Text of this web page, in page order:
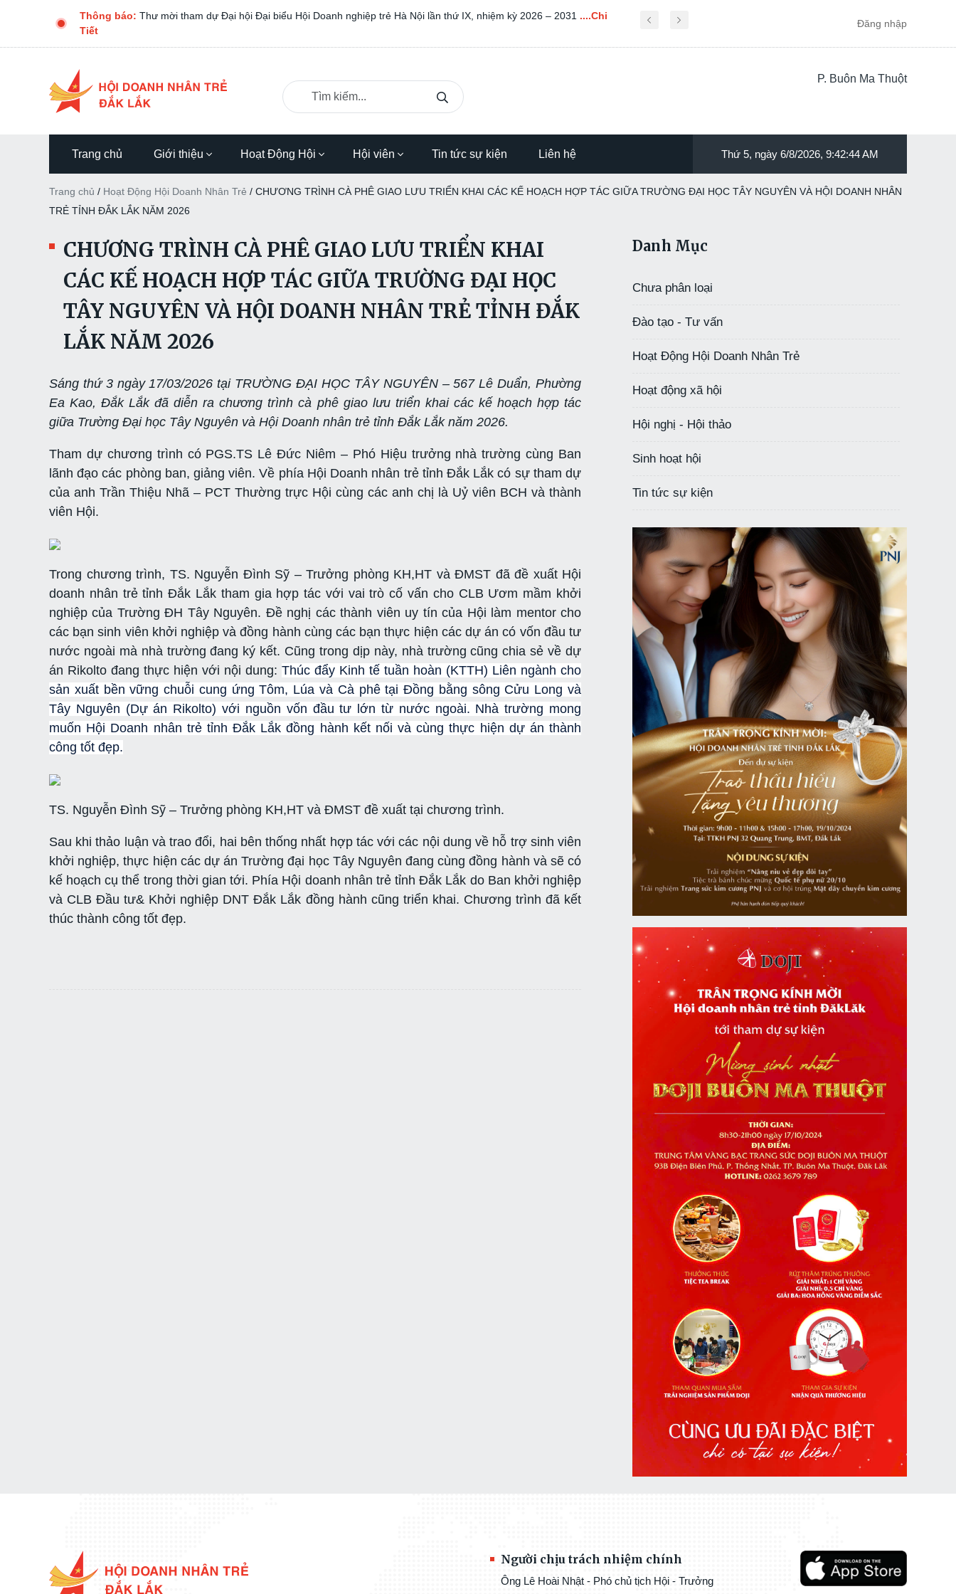
Thông báo:Thư mời tham dự Đại hội Đại biểu Hội Doanh nghiệp trẻ Hà Nội lần thứ IX, nhiệm kỳ 2026 – 2031 ....Chi
Tiết
THƯ MỜI CHƯƠNG TRÌNH CÀ PHÊ
Đăng nhập
P. Buôn Ma Thuột
Trang chủ Giới thiệu Hoạt Động Hội Hội viên Tin tức sự kiện Liên hệ Thứ 5, ngày 6/8/2026, 9:42:45 AM
Trang chủ / Hoạt Động Hội Doanh Nhân Trẻ / CHƯƠNG TRÌNH CÀ PHÊ GIAO LƯU TRIỂN KHAI CÁC KẾ HOẠCH HỢP TÁC GIỮA TRƯỜNG ĐẠI HỌC TÂY NGUYÊN VÀ HỘI DOANH NHÂN
TRẺ TỈNH ĐẮK LẮK NĂM 2026
CHƯƠNG TRÌNH CÀ PHÊ GIAO LƯU TRIỂN KHAI
CÁC KẾ HOẠCH HỢP TÁC GIỮA TRƯỜNG ĐẠI HỌC
TÂY NGUYÊN VÀ HỘI DOANH NHÂN TRẺ TỈNH ĐẮK
LẮK NĂM 2026
Sáng thứ 3 ngày 17/03/2026 tại TRƯỜNG ĐẠI HỌC TÂY NGUYÊN – 567 Lê Duẩn, Phường
Ea Kao, Đắk Lắk đã diễn ra chương trình cà phê giao lưu triển khai các kế hoạch hợp tác
giữa Trường Đại học Tây Nguyên và Hội Doanh nhân trẻ tỉnh Đắk Lắk năm 2026.
Tham dự chương trình có PGS.TS Lê Đức Niêm – Phó Hiệu trưởng nhà trường cùng Ban
lãnh đạo các phòng ban, giảng viên. Về phía Hội Doanh nhân trẻ tỉnh Đắk Lắk có sự tham dự
của anh Trần Thiệu Nhã – PCT Thường trực Hội cùng các anh chị là Uỷ viên BCH và thành
viên Hội.
Trong chương trình, TS. Nguyễn Đình Sỹ – Trưởng phòng KH,HT và ĐMST đã đề xuất Hội
doanh nhân trẻ tỉnh Đắk Lắk tham gia hợp tác với vai trò cố vấn cho CLB Ươm mầm khởi
nghiệp của Trường ĐH Tây Nguyên. Đề nghị các thành viên uy tín của Hội làm mentor cho
các bạn sinh viên khởi nghiệp và đồng hành cùng các bạn thực hiện các dự án có vốn đầu tư
nước ngoài mà nhà trường đang ký kết. Cũng trong dịp này, nhà trường cũng chia sẻ về dự
án Rikolto đang thực hiện với nội dung: Thúc đẩy Kinh tế tuần hoàn (KTTH) Liên ngành cho
sản xuất bền vững chuỗi cung ứng Tôm, Lúa và Cà phê tại Đồng bằng sông Cửu Long và
Tây Nguyên (Dự án Rikolto) với nguồn vốn đầu tư lớn từ nước ngoài. Nhà trường mong
muốn Hội Doanh nhân trẻ tỉnh Đắk Lắk đồng hành kết nối và cùng thực hiện dự án thành
công tốt đẹp.
TS. Nguyễn Đình Sỹ – Trưởng phòng KH,HT và ĐMST đề xuất tại chương trình.
Sau khi thảo luận và trao đổi, hai bên thống nhất hợp tác với các nội dung về hỗ trợ sinh viên
khởi nghiệp, thực hiện các dự án Trường đại học Tây Nguyên đang cùng đồng hành và sẽ có
kế hoạch cụ thể trong thời gian tới. Phía Hội doanh nhân trẻ tỉnh Đắk Lắk do Ban khởi nghiệp
và CLB Đầu tư& Khởi nghiệp DNT Đắk Lắk đồng hành cũng triển khai. Chương trình đã kết
thúc thành công tốt đẹp.
Danh Mục
Chưa phân loại
Đào tạo - Tư vấn
Hoạt Động Hội Doanh Nhân Trẻ
Hoạt động xã hội
Hội nghị - Hội thảo
Sinh hoạt hội
Tin tức sự kiện
Người chịu trách nhiệm chính
Ông Lê Hoài Nhật - Phó chủ tịch Hội - Trưởng